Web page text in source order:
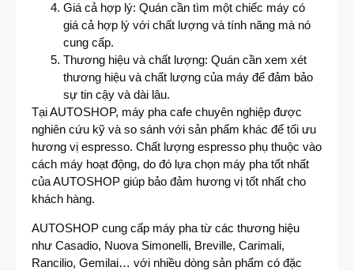
Giá cả hợp lý: Quán cần tìm một chiếc máy có
giá cả hợp lý với chất lượng và tính năng mà nó
cung cấp.
Thương hiệu và chất lượng: Quán cần xem xét
thương hiệu và chất lượng của máy để đảm bảo
sự tin cậy và dài lâu.
Tại AUTOSHOP, máy pha cafe chuyên nghiệp được
nghiên cứu kỹ và so sánh với sản phẩm khác để tối ưu
hương vị espresso. Chất lượng espresso phụ thuộc vào
cách máy hoạt động, do đó lựa chọn máy pha tốt nhất
của AUTOSHOP giúp bảo đảm hương vị tốt nhất cho
khách hàng.
AUTOSHOP cung cấp máy pha từ các thương hiệu
như Casadio, Nuova Simonelli, Breville, Carimali,
Rancilio, Gemilai… với nhiều dòng sản phẩm có đặc